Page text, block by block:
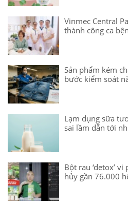
Vinmec Central
thành công ca
Sản phẩm kém
bước kiểm soát
Lạm dụng sữa
sai lầm dẫn tới
Bột rau ‘detox’
hủy gần 76.000